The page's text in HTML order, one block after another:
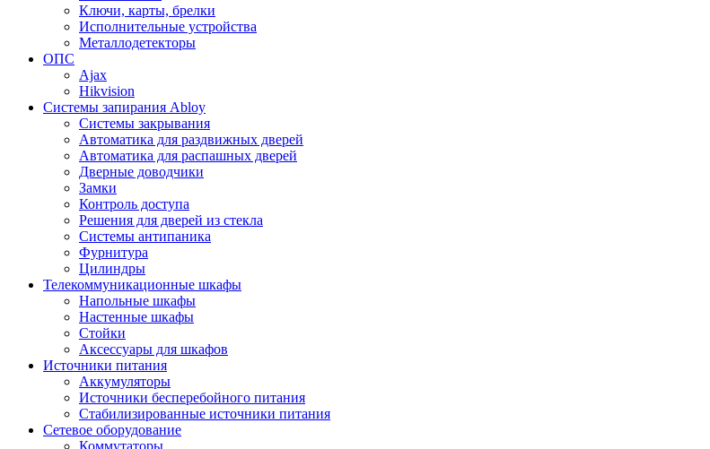
Ключи, карты, брелки
Исполнительные устройства
Металлодетекторы
ОПС
Ajax
Hikvision
Системы запирания Abloy
Cистемы закрывания
Автоматика для раздвижных дверей
Автоматика для распашных дверей
Дверные доводчики
Замки
Контроль доступа
Решения для дверей из стекла
Системы антипаника
Фурнитура
Цилиндры
Телекоммуникационные шкафы
Напольные шкафы
Настенные шкафы
Стойки
Аксессуары для шкафов
Источники питания
Аккумуляторы
Источники бесперебойного питания
Стабилизированные источники питания
Сетевое оборудование
Коммутаторы